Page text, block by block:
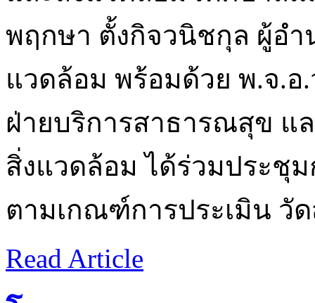
พฤกษา ตั้งกิจวนิชกุล ผู้อ
แวดล้อม พร้อมด้วย พ.จ.
ฝ่ายบริการสาธารณสุข แ
สิ่งแวดล้อม ได้ร่วมประชุ
ตามเกณฑ์การประเมิน วั
Read Article